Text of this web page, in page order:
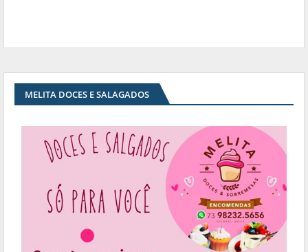
MELITA DOCES E SALAGADOS